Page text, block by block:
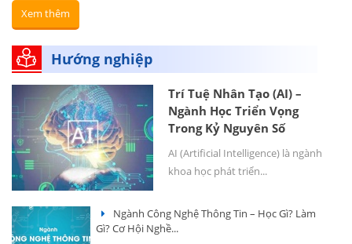
Xem thêm
Hướng nghiệp
Trí Tuệ Nhân Tạo (AI) –
Ngành Học Triển Vọng
Trong Kỷ Nguyên Số
AI (Artificial Intelligence) là ngành
khoa học phát triển...
Ngành Công Nghệ Thông Tin – Học Gì? Làm
Gì? Cơ Hội Nghề...